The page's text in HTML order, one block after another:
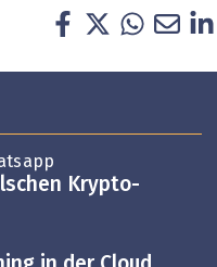
Krypto-